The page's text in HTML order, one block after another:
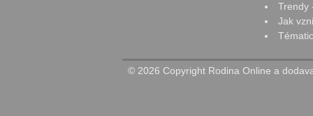
Trendy
Jak
© 2026 Copyright Rodina Online a